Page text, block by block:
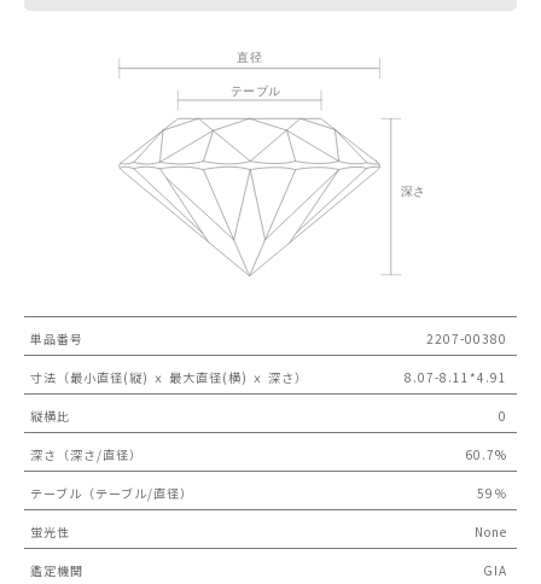
単品番号 2207-00380
寸法（最小直径(縦) ｘ 最大直径(横) ｘ 深さ） 8.07-8.11*4.91
縦横比 0
深さ（深さ/直径） 60.7%
テーブル（テーブル/直径） 59％
蛍光性 None
鑑定機関 GIA